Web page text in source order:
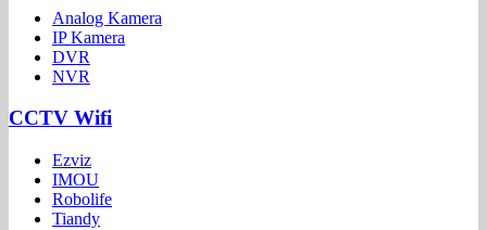
Analog Kamera
IP Kamera
DVR
NVR
CCTV Wifi
Ezviz
IMOU
Robolife
Tiandy